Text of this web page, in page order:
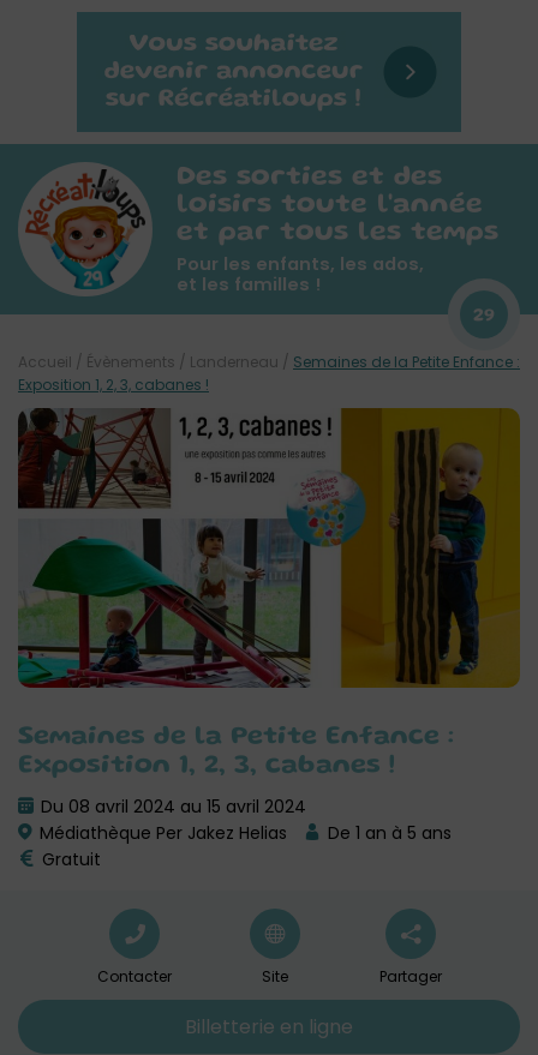
Des sorties et des
loisirs toute l'année
et par tous les temps
Pour les enfants, les ados,
et les familles !
29
Semaines de la Petite Enfance :
Exposition 1, 2, 3, cabanes !
Du 08 avril 2024 au 15 avril 2024
Médiathèque Per Jakez Helias
De 1 an à 5 ans
Gratuit
Accueil / Évènements / Landerneau / Semaines de la Petite Enfance :
Exposition 1, 2, 3, cabanes !
Contacter Site Partager
Billetterie en ligne